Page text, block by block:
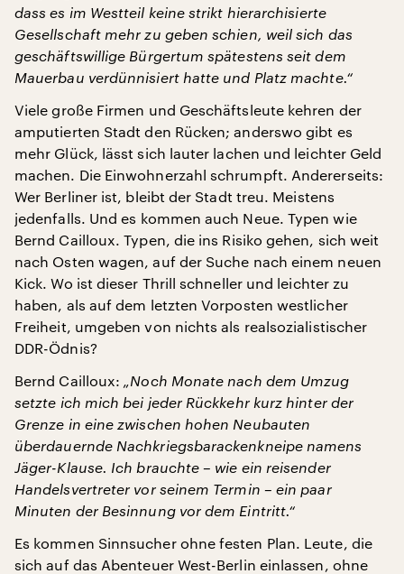
dass es im Westteil keine strikt hierarchisierte
Gesellschaft mehr zu geben schien, weil sich das
geschäftswillige Bürgertum spätestens seit dem
Mauerbau verdünnisiert hatte und Platz machte.“
Viele große Firmen und Geschäftsleute kehren der
amputierten Stadt den Rücken; anderswo gibt es
mehr Glück, lässt sich lauter lachen und leichter Geld
machen. Die Einwohnerzahl schrumpft. Andererseits:
Wer Berliner ist, bleibt der Stadt treu. Meistens
jedenfalls. Und es kommen auch Neue. Typen wie
Bernd Cailloux. Typen, die ins Risiko gehen, sich weit
nach Osten wagen, auf der Suche nach einem neuen
Kick. Wo ist dieser Thrill schneller und leichter zu
haben, als auf dem letzten Vorposten westlicher
Freiheit, umgeben von nichts als realsozialistischer
DDR-Ödnis?
Bernd Cailloux: „Noch Monate nach dem Umzug
setzte ich mich bei jeder Rückkehr kurz hinter der
Grenze in eine zwischen hohen Neubauten
überdauernde Nachkriegsbarackenkneipe namens
Jäger-Klause. Ich brauchte – wie ein reisender
Handelsvertreter vor seinem Termin – ein paar
Minuten der Besinnung vor dem Eintritt.“
Es kommen Sinnsucher ohne festen Plan. Leute, die
sich auf das Abenteuer West-Berlin einlassen, ohne